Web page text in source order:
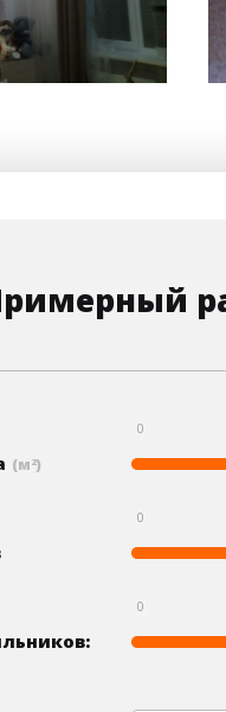
11 450 руб.
(м 2)
0
0
0